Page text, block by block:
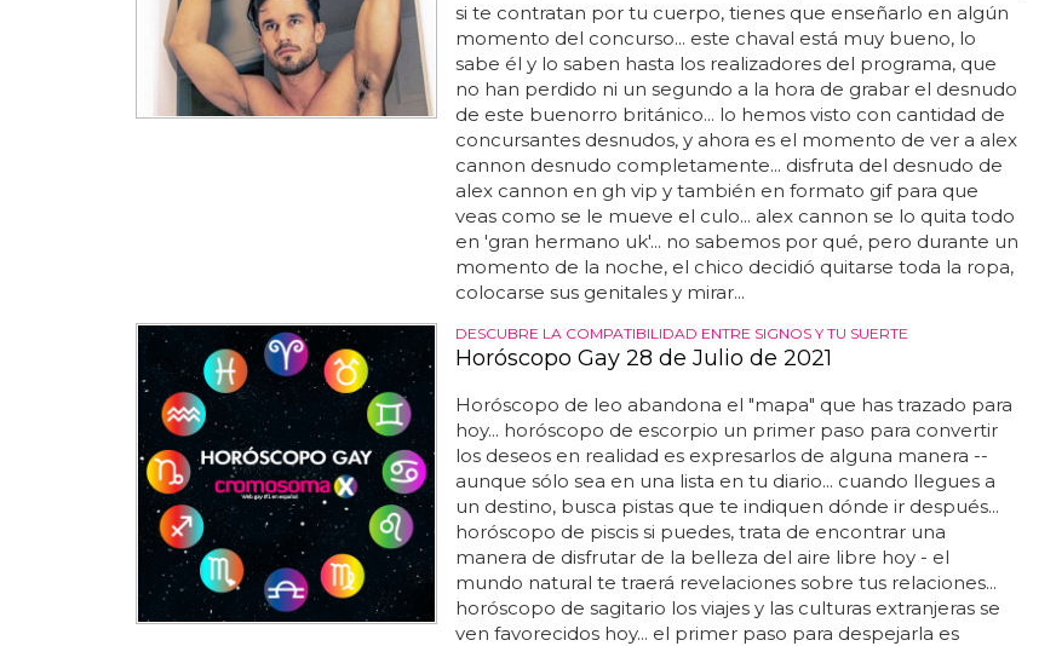
si te contratan por tu cuerpo, tienes que enseñarlo en algún
momento del concurso... este chaval está muy bueno, lo
sabe él y lo saben hasta los realizadores del programa, que
no han perdido ni un segundo a la hora de grabar el desnudo
de este buenorro británico... lo hemos visto con cantidad de
concursantes desnudos, y ahora es el momento de ver a alex
cannon desnudo completamente... disfruta del desnudo de
alex cannon en gh vip y también en formato gif para que
veas como se le mueve el culo... alex cannon se lo quita todo
en 'gran hermano uk'... no sabemos por qué, pero durante un
momento de la noche, el chico decidió quitarse toda la ropa,
colocarse sus genitales y mirar...
DESCUBRE LA COMPATIBILIDAD ENTRE SIGNOS Y TU SUERTE
Horóscopo Gay 28 de Julio de 2021
Horóscopo de leo abandona el "mapa" que has trazado para
hoy... horóscopo de escorpio un primer paso para convertir
los deseos en realidad es expresarlos de alguna manera --
aunque sólo sea en una lista en tu diario... cuando llegues a
un destino, busca pistas que te indiquen dónde ir después...
horóscopo de piscis si puedes, trata de encontrar una
manera de disfrutar de la belleza del aire libre hoy - el
mundo natural te traerá revelaciones sobre tus relaciones...
horóscopo de sagitario los viajes y las culturas extranjeras se
ven favorecidos hoy... el primer paso para despejarla es